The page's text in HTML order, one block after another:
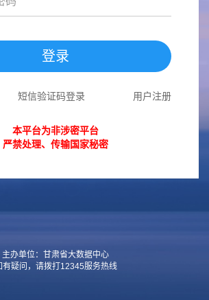
登录
短信验证码登录 用户注册
本平台为非涉密平台
严禁处理、传输国家秘密
主办单位：甘肃省大数据中心
有疑问，请拨打12345服务热线